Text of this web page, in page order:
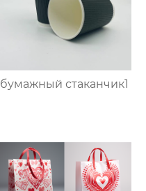
бумажный стаканчик1